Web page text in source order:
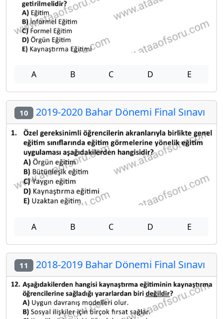
A B C D E
10 2019-2020 Bahar Dönemi Final Sınavı
A B C D E
11 2018-2019 Bahar Dönemi Final Sınavı